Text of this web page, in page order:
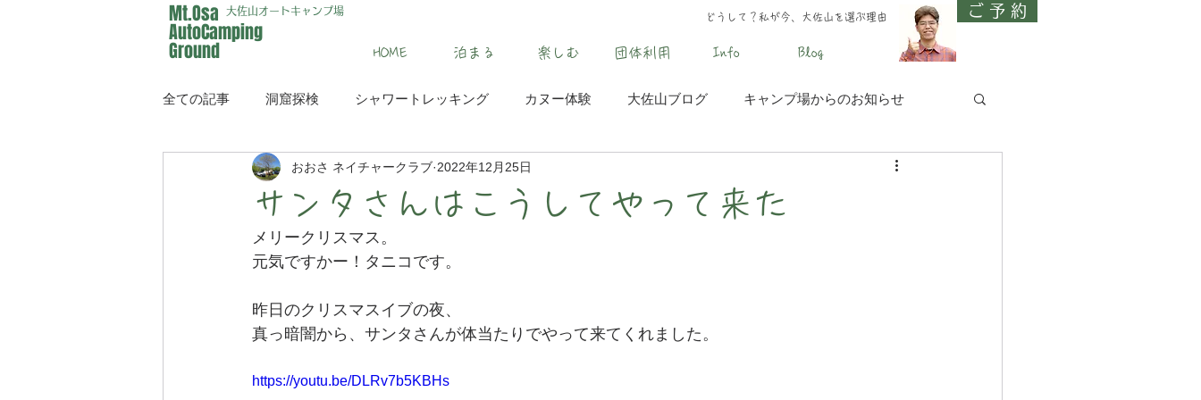
Mt.Osa
AutoCamping
Ground
大佐山オートキャンプ場
どうして？私が今、大佐山を選ぶ理由
HOME 泊まる 楽しむ 団体利用 Info Blog
ご 予 約
全ての記事 洞窟探検 シャワートレッキング カヌー体験 大佐山ブログ キャンプ場からのお知らせ
メディア
サンタさんはこうしてやって来た
おおさ ネイチャークラブ 2022年12月25日
メリークリスマス。
元気ですかー！タニコです。
昨日のクリスマスイブの夜、
真っ暗闇から、サンタさんが体当たりでやって来てくれました。
https://youtu.be/DLRv7b5KBHs